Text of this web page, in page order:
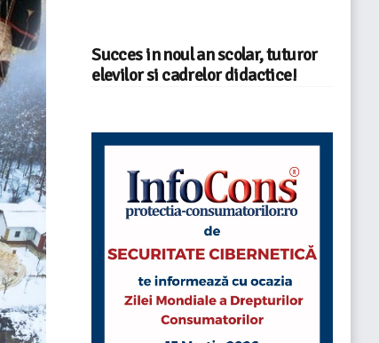
Succes in noul an scolar, tuturor
elevilor si cadrelor didactice!